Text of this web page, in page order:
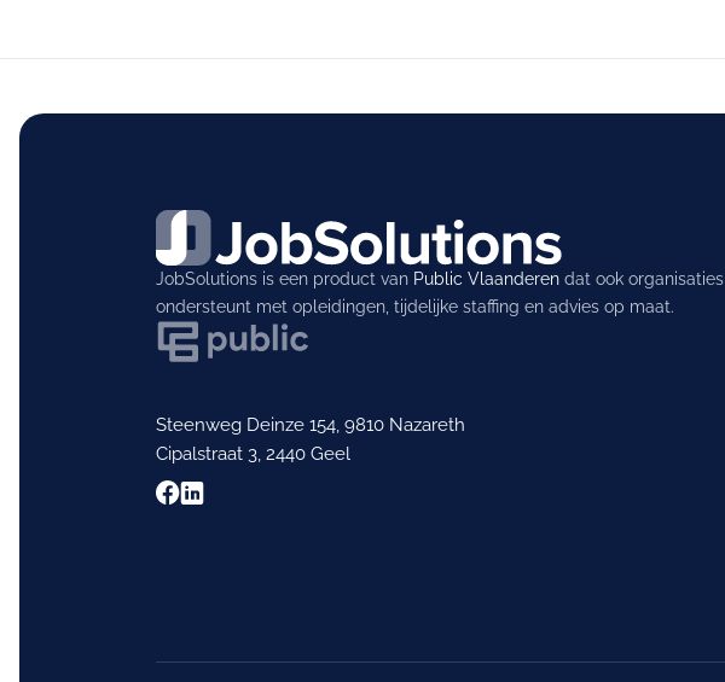
JobSolutions is een product van Public Vlaanderendat ook organisaties
ondersteunt met opleidingen, tijdelijke staffing en advies op maat.
Steenweg Deinze 154, 9810 Nazareth
Cipalstraat 3, 2440 Geel